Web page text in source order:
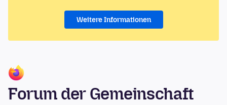
Weitere Informationen
Forum der Gemeinschaft